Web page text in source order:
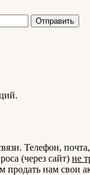
Телефон,
(через сайт) не
продать нам свои